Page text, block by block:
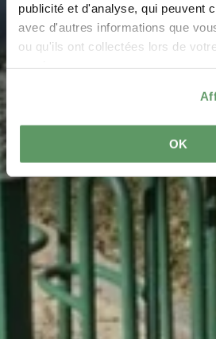
publicité et d'analyse, qui peuvent
avec d'autres informations que
ou qu'ils ont collectées lors de
OK
Où? Beim Maartbësch,